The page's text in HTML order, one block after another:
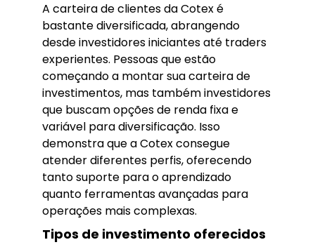
A carteira de clientes da Cotex é
bastante diversificada, abrangendo
desde investidores iniciantes até traders
experientes. Pessoas que estão
começando a montar sua carteira de
investimentos, mas também investidores
que buscam opções de renda fixa e
variável para diversificação. Isso
demonstra que a Cotex consegue
atender diferentes perfis, oferecendo
tanto suporte para o aprendizado
quanto ferramentas avançadas para
operações mais complexas.
Tipos de investimento oferecidos